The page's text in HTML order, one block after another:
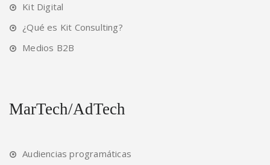
Kit Digital
¿Qué es Kit Consulting?
Medios B2B
MarTech/AdTech
Audiencias programáticas